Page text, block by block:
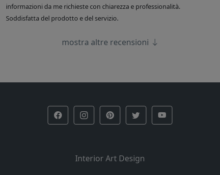
informazioni da me richieste con chiarezza e professionalità.
Soddisfatta del prodotto e del servizio.
mostra altre recensioni
Interior Art Design